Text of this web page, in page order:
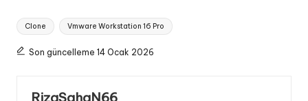
Tags:
Clone Vmware Workstation 16 Pro
Son güncelleme 14 Ocak 2026
RizaSahaN66